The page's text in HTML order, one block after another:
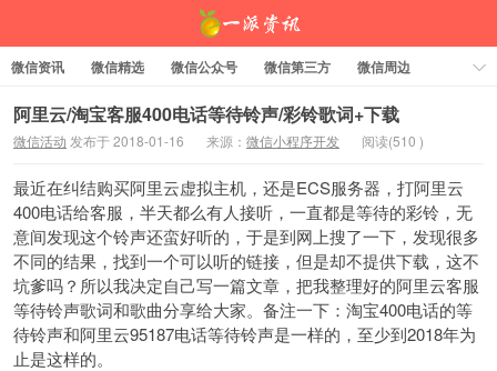
一派资讯
微信资讯 微信精选 微信公众号 微信第三方
微信周边
资料下载
标签云
阿里云/淘宝客服400电话等待铃声/彩铃歌词+下载
微信活动 发布于 2018-01-16 来源： 微信小程序开发 阅读(510 )
最近在纠结购买阿里云虚拟主机，还是ECS服务器，打阿里云
400电话给客服，半天都么有人接听，一直都是等待的彩铃，无
意间发现这个铃声还蛮好听的，于是到网上搜了一下，发现很多
不同的结果，找到一个可以听的链接，但是却不提供下载，这不
坑爹吗？所以我决定自己写一篇文章，把我整理好的阿里云客服
等待铃声歌词和歌曲分享给大家。备注一下：淘宝400电话的等
待铃声和阿里云95187电话等待铃声是一样的，至少到2018年为
止是这样的。